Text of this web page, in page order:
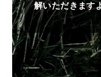
解いただきます